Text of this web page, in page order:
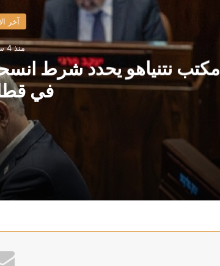
آخر
منذ 4 ساعات
مكتب نتنياهو يحدد شرط
في
منذ 4 ساعات
مكتب نتنياهو يحدد شرط انسحاب إسرائيل من الخط